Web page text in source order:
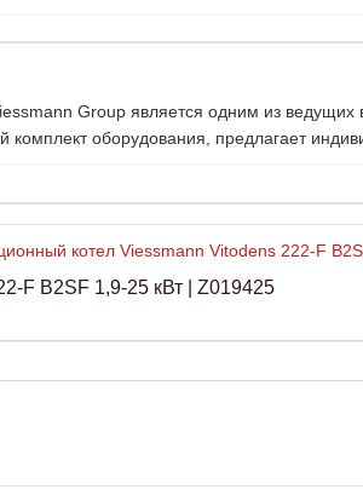
Group является одним из
оборудования, предлагает
F B2SF 1,9-25 кВт | Z019425